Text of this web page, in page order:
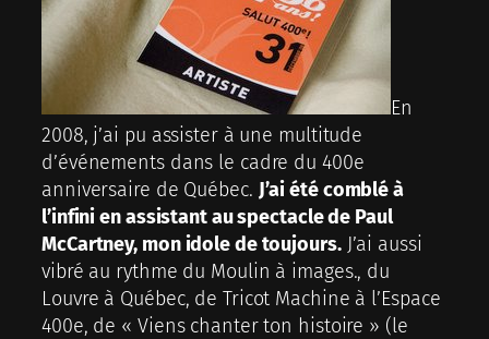
En
2008, j’ai pu assister à une multitude
d’événements dans le cadre du 400e
anniversaire de Québec. J’ai été comblé à
l’infini en assistant au spectacle de Paul
McCartney, mon idole de toujours.J’ai aussi
vibré au rythme du Moulin à images., du
Louvre à Québec, de Tricot Machine à l’Espace
400e, de « Viens chanter ton histoire » (le